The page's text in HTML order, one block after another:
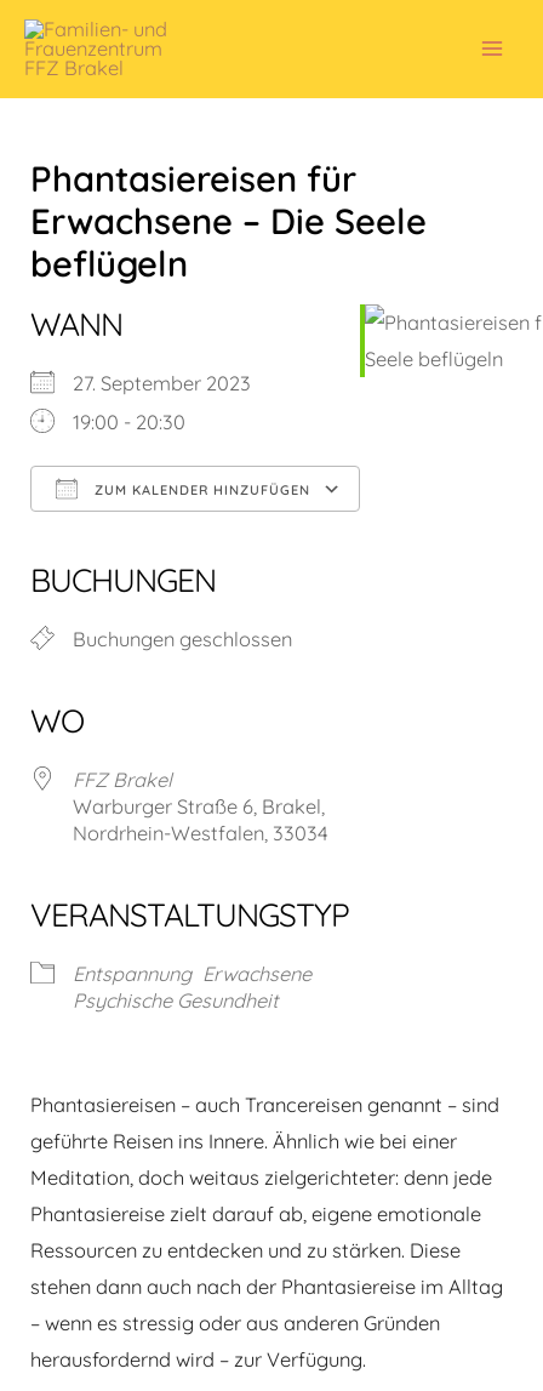
Zum
Inhalt
Phantasiereisen für
Erwachsene – Die Seele
beflügeln
WANN
27. September 2023
19:00 - 20:30
ZUM KALENDER HINZUFÜGEN
BUCHUNGEN
Buchungen geschlossen
WO
FFZ Brakel
Warburger Straße 6, Brakel,
Nordrhein-Westfalen, 33034
VERANSTALTUNGSTYP
Entspannung Erwachsene
Psychische Gesundheit
Phantasiereisen – auch Trancereisen genannt – sind
geführte Reisen ins Innere. Ähnlich wie bei einer
Meditation, doch weitaus zielgerichteter: denn jede
Phantasiereise zielt darauf ab, eigene emotionale
Ressourcen zu entdecken und zu stärken. Diese
stehen dann auch nach der Phantasiereise im Alltag
– wenn es stressig oder aus anderen Gründen
herausfordernd wird – zur Verfügung.